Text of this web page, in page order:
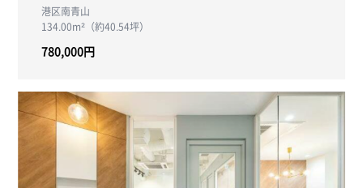
港区南青山
134.00m²（約40.54坪）
780,000円